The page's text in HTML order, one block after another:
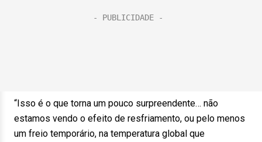
“Isso é o que torna um pouco surpreendente… não
estamos vendo o efeito de resfriamento, ou pelo menos
um freio temporário, na temperatura global que